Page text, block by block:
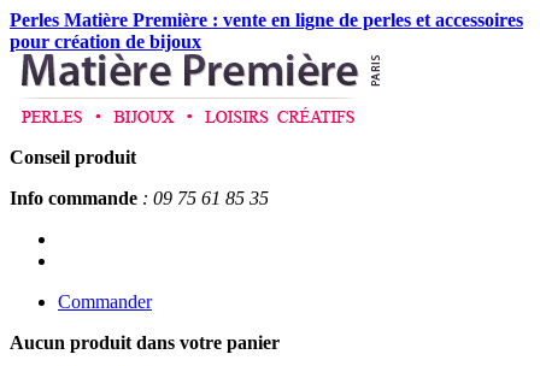
Perles Matière Première : vente en ligne de perles et accessoires
pour création de bijoux
Conseil produit
Info commande : 09 75 61 85 35
Commander
Aucun produit dans votre panier